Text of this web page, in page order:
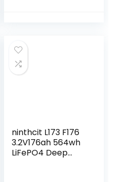
ninthcit L173 F176
3.2V176ah 564wh
LiFePO4 Deep